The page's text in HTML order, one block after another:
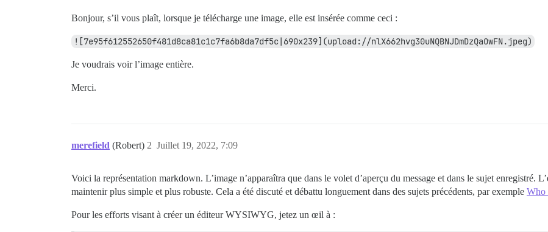
Bonjour, s’il vous plaît, lorsque je télécharge une image, elle est insérée comme ceci :
![7e95f612552650f481d8ca81c1c7fa6b8da7df5c|690x239](upload://nlX662hvg30uNQBNJDmDzQaOwFN.jpeg)
Je voudrais voir l’image entière.
Merci.
merefield (Robert) Juillet 19, 2022, 7:09
2
Voici la représentation markdown. L’image n’apparaîtra que dans le volet d’aperçu du message et dans le sujet enregistré.
maintenir plus simple et plus robuste. Cela a été discuté et débattu longuement dans des sujets précédents, par exemple Who
Pour les efforts visant à créer un éditeur WYSIWYG, jetez un œil à :